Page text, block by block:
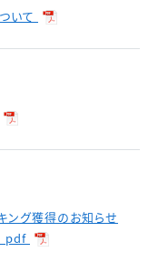
の他開示資料一覧
いて
ング獲得のお知らせ
pdf